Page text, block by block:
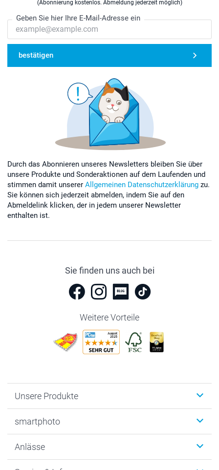
(Abonnierung kostenlos. Abmeldung jederzeit möglich)
Geben Sie hier Ihre E-Mail-Adresse ein
bestätigen
Durch das Abonnieren unseres Newsletters bleiben Sie über
unsere Produkte und Sonderaktionen auf dem Laufenden und
stimmen damit unserer Allgemeinen Datenschutzerklärung zu.
Sie können sich jederzeit abmelden, indem Sie auf den
Abmeldelink klicken, der in jedem unserer Newsletter
enthalten ist.
Sie finden uns auch bei
Weitere Vorteile
Unsere Produkte
Fotogeschenke
MyNameBook
smartphoto
Warum smartphoto
Anlässe